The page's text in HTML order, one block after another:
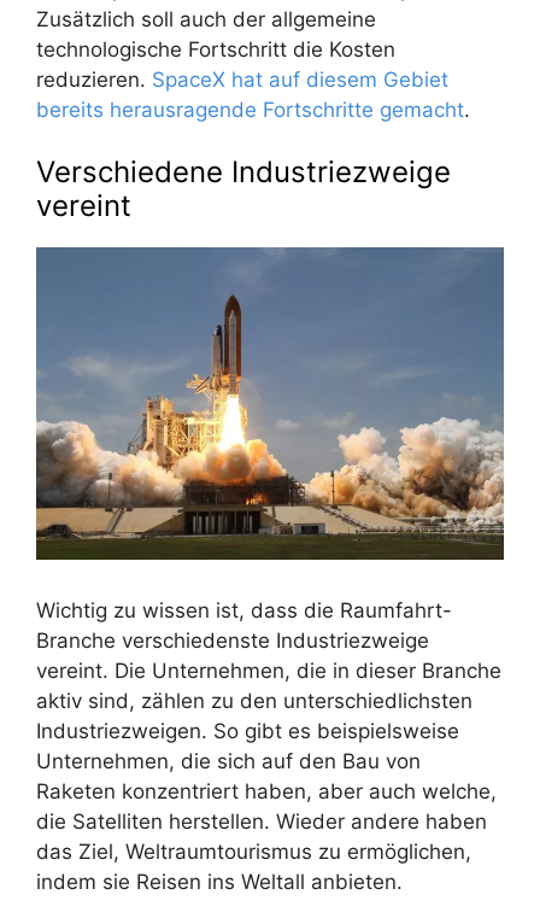
Zusätzlich soll auch der allgemeine
technologische Fortschritt die Kosten
reduzieren. SpaceX hat auf diesem Gebiet
bereits herausragende Fortschritte gemacht.
Verschiedene Industriezweige
vereint
Wichtig zu wissen ist, dass die Raumfahrt-
Branche verschiedenste Industriezweige
vereint. Die Unternehmen, die in dieser Branche
aktiv sind, zählen zu den unterschiedlichsten
Industriezweigen. So gibt es beispielsweise
Unternehmen, die sich auf den Bau von
Raketen konzentriert haben, aber auch welche,
die Satelliten herstellen. Wieder andere haben
das Ziel, Weltraumtourismus zu ermöglichen,
indem sie Reisen ins Weltall anbieten.